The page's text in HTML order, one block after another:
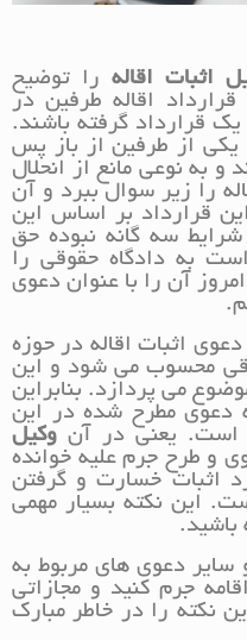
اثبات اقاله را توضیح
اقاله طرفین در
قرارداد گرفته باشند.
یکی از طرفین از باز پس
و به نوعی مانع از انحلال
را زیر سوال ببرد و آن
قرارداد بر اساس این
شرایط سه گانه نبوده حق
به دادگاه حقوقی را
آن را با عنوان دعوی
اثبات اقاله در حوزه
محسوب می شود و این
می پردازد. بنابراین
دعوی مطرح شده در این
است. یعنی در آن وکیل
و طرح جرم علیه خوانده
اثبات خسارت و گرفتن
این نکته بسیار مهمی
باشید.
سایر دعوی های مربوط به
جرم کنید و مجازاتی
نکته را در خاطر مبارک